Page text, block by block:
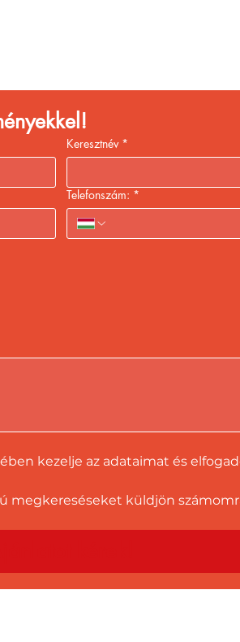
Keresztnév *
Telefonszám: *
kezelje az adataimat és
megkereséseket küldjön